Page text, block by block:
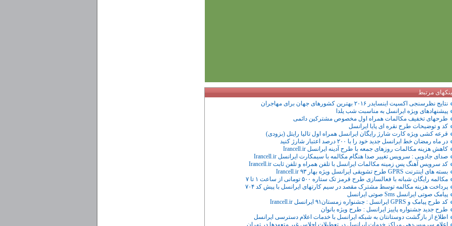
مرتبط
نتایج نظرسنجی اکسپت اینسایدر ۲۰۱۶ بهترین کشورهای جهان برای مهاجران
پیشنهادهای ویژه ایرانسل به مناسبت شب یلدا
طرحهای تخفیف مکالمات همراه اول مخصوص مشترکین دائمی
کد و توضیحات طرح نقره ای پایا ایرانسل
قرعه کشی ویژه کارت شارژ رایگان ایرانسل همراه اول تالیا رایتل (بزودی)
در ماه رمضان خط ایرانسل جدید خود را با ۲۰۰ درصد اعتبار شارژ کنید
کاهش هزینه مکالمات روزهای جمعه با طرح آدینه ایرانسل Irancell.ir
صدای جادویی : سرویس تغییر صدا هنگام مکالمه با سیمکارت ایرانسل Irancell.ir
کد سرویس آهنگ پس زمینه مکالمات ایرانسل با تلفن همراه و تلفن ثابت Irancell.ir
بسته های اینترنت GPRS طرح تشویقی ایرانسل ویژه بهار Irancell.ir ۹۳
مکالمه رایگان شبانه با فعالسازی طرح قرمز تک ستاره ۵۰۰ تومانی از ساعت ۱ تا ۷
پرداخت هزینه مکالمه توسط مشترک مقصد در سیم کارتهای ایرانسل با پیش‌ کد ۷۰۴
پیامک صوتی ایرانسل Sms صوتی ایرانسل
کد طرح پیامک و GPRS ایرانسل : جشنواره زمستان۹۱ ایرانسل Irancell.ir
طرح جدید جشنواره پاییز ایرانسل : طرح ویژه بانوان
اطلاع از بازگشت دوستانتان به شبکه ایرانسل با خدمات اعلام دسترسی ایرانسل
اعلام سرويس‌دهي مراکز خدمات ایرانسل در تعطیلات اجلاس غیر متعهدها در تهران